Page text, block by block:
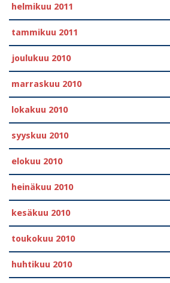
helmikuu 2011
tammikuu 2011
joulukuu 2010
marraskuu 2010
lokakuu 2010
syyskuu 2010
elokuu 2010
heinäkuu 2010
kesäkuu 2010
toukokuu 2010
huhtikuu 2010